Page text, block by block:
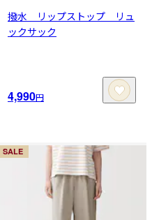
撥水 リップストップ リュ
ックサック
4,990円
SALE